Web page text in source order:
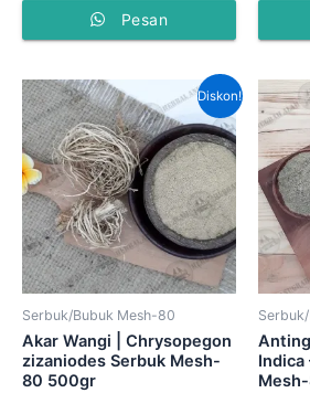
Pesan
Diskon!
Serbuk/Bubuk Mesh-80
Akar Wangi | Chrysopegon
zizaniodes Serbuk Mesh-
80 500gr
Harga
aslinya
adalah:
Rp100,000.00.
Harga
saat
ini
adalah:
Indica